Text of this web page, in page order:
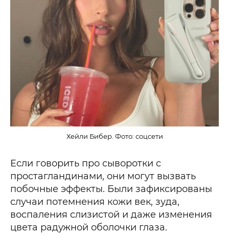
Хейли Бибер. Фото: соцсети
Если говорить про сыворотки с
простагландинами, они могут вызвать
побочные эффекты. Были зафиксированы
случаи потемнения кожи век, зуда,
воспаления слизистой и даже изменения
цвета радужной оболочки глаза.